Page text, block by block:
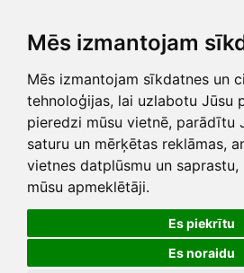
Mēs izmantojam
Mēs izmantojam sīkdatnes un
tehnoloģijas, lai uzlabotu Jūsu
pieredzi mūsu vietnē, parādītu
saturu un mērķētas reklāmas,
vietnes datplūsmu un saprastu,
mūsu apmeklētāji.
Es piekrītu
Es noraidu